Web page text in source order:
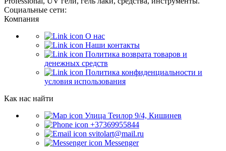
Социальные сети:
Компания
О нас
Наши контакты
Политика возврата товаров и
денежных средств
Политика конфиденциальности и
условия использования
Как нас найти
Улица Теилор 9/4, Кишинев
+37369955844
svitolart@mail.ru
Messenger